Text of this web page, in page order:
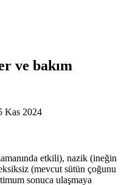
ve bakım
Kas 2024
etkili), nazik (ineğin
(mevcut sütün çoğunu
sonuca ulaşmaya